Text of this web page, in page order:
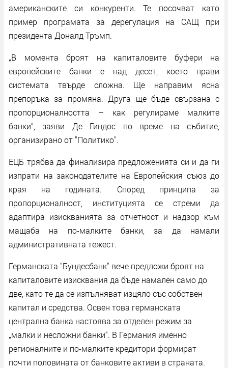
американските си конкуренти. Те посочват като
пример програмата за дерегулация на САЩ при
президента Доналд Тръмп.
„В момента броят на капиталовите буфери на
европейските банки е над десет, което прави
системата твърде сложна. Ще направим ясна
препоръка за промяна. Друга ще бъде свързана с
пропорционалността – как регулираме малките
банки“, заяви Де Гиндос по време на събитие,
организирано от "Политико".
ЕЦБ трябва да финализира предложенията си и да ги
изпрати на законодателите на Европейския съюз до
края на годината. Според принципа за
пропорционалност, институцията се стреми да
адаптира изискванията за отчетност и надзор към
мащаба на по-малките банки, за да намали
административната тежест.
Германската "Бундесбанк" вече предложи броят на
капиталовите изисквания да бъде намален само до
две, като те да се изпълняват изцяло със собствен
капитал и средства. Освен това германската
централна банка настоява за отделен режим за
„малки и несложни банки“. В Германия именно
регионалните и по-малките кредитори формират
почти половината от банковите активи в страната.